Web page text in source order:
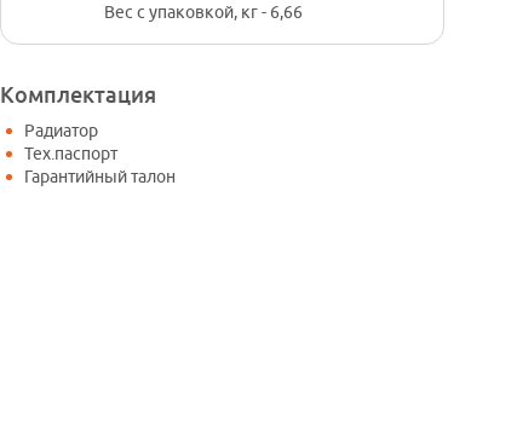
Вес с упаковкой, кг - 6,66
Комплектация
Радиатор
Тех.паспорт
Гарантийный талон